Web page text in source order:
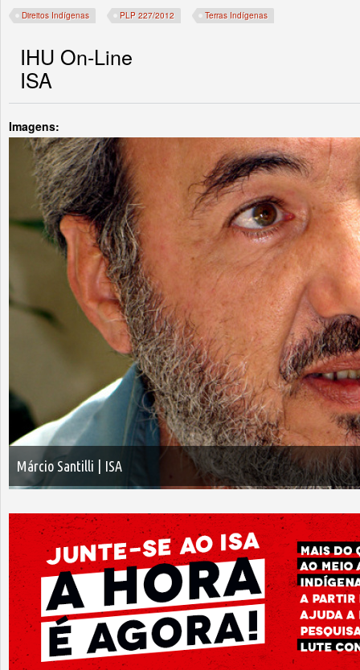
Direitos Indígenas PLP 227/2012 Terras Indígenas
IHU On-Line
ISA
Imagens:
Márcio Santilli | ISA